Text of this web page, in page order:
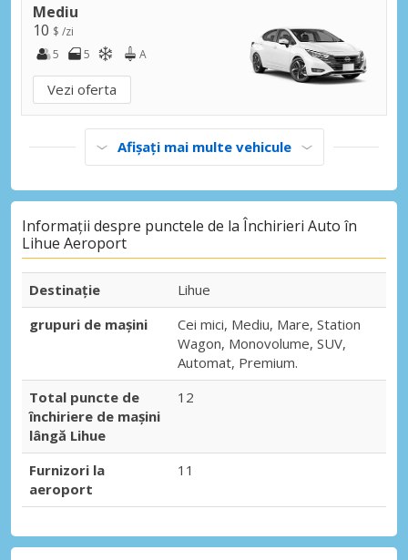
Mediu
10 $ /zi
5
5 A
Vezi oferta
Afișați mai multe vehicule
Informații despre punctele de la Închirieri Auto în
Lihue Aeroport
Destinaţie
Lihue
grupuri de mașini
Cei mici, Mediu, Mare, Station
Wagon, Monovolume, SUV,
Automat, Premium.
Total puncte de
închiriere de mașini
lângă Lihue
12
Furnizori la
aeroport
11